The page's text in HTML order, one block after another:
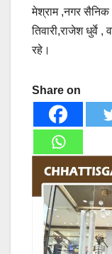
मेश्राम ,नगर सैनिक
तिवारी,राजेश धुर्वे
रहे।
Share on